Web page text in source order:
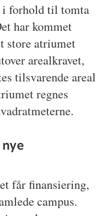
i forhold til tomta
har kommet
store atriumet
arealkravet,
tilsvarende areal
regnes
får finansiering,
campus.